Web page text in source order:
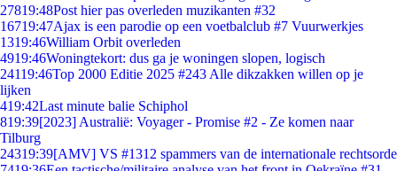
27819:48Post hier pas overleden muzikanten #32
16719:47Ajax is een parodie op een voetbalclub #7 Vuurwerkjes
1319:46William Orbit overleden
4919:46Woningtekort: dus ga je woningen slopen, logisch
24119:46Top 2000 Editie 2025 #243 Alle dikzakken willen op je
lijken
419:42Last minute balie Schiphol
819:39[2023] Australië: Voyager - Promise #2 - Ze komen naar
Tilburg
24319:39[AMV] VS #1312 spammers van de internationale rechtsorde